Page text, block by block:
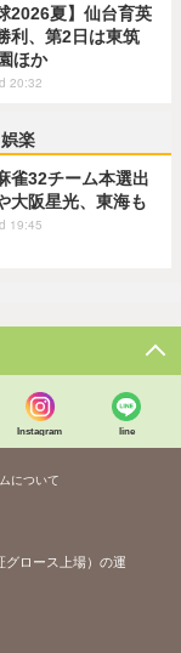
2026夏】仙台育英
利、第2日は東筑
ほか
20:32
楽
雀32チーム本選出
大阪星光、東海も
19:45
Instagram line
について
グロース上場）の運